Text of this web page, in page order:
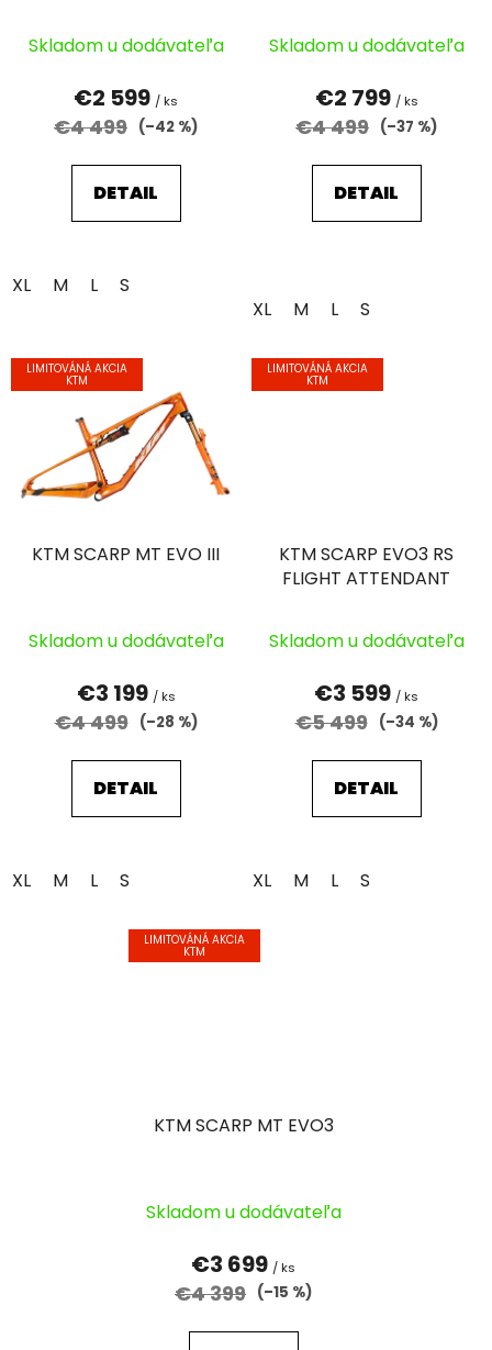
Skladom u dodávateľa
€2 599 / ks
€4 499 (–42 %)
DETAIL
XL M L S
Skladom u dodávateľa
€2 799 / ks
€4 499 (–37 %)
DETAIL
XL M L S
LIMITOVÁNÁ AKCIA
KTM
KTM SCARP MT EVO III
Skladom u dodávateľa
€3 199 / ks
€4 499 (–28 %)
DETAIL
XL M L S
LIMITOVÁNÁ AKCIA
KTM
KTM SCARP EVO3 RS
FLIGHT ATTENDANT
Skladom u dodávateľa
€3 599 / ks
€5 499 (–34 %)
DETAIL
XL M L S
LIMITOVÁNÁ AKCIA
KTM
KTM SCARP MT EVO3
Skladom u dodávateľa
€3 699 / ks
€4 399 (–15 %)